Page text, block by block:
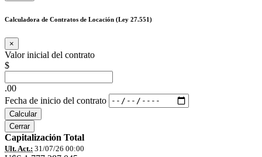
Calculadora de Contratos de Locación (Ley 27.551)
×
Valor inicial del contrato
$
.00
Fecha de inicio del contrato
Calcular
Cerrar
Capitalización Total
Ult. Act.: 31/07/26 00:00